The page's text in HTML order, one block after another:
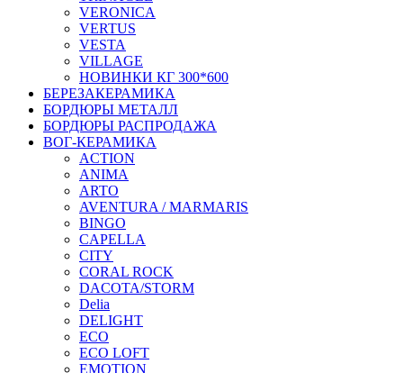
VERONICA
VERTUS
VESTA
VILLAGE
НОВИНКИ КГ 300*600
БЕРЕЗАКЕРАМИКА
БОРДЮРЫ МЕТАЛЛ
БОРДЮРЫ РАСПРОДАЖА
ВОГ-КЕРАМИКА
ACTION
ANIMA
ARTO
AVENTURA / MARMARIS
BINGO
CAPELLA
CITY
CORAL ROCK
DACOTA/STORM
Delia
DELIGHT
ECO
ECO LOFT
EMOTION